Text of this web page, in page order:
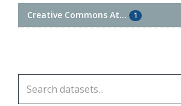
Creative Commons At... 1